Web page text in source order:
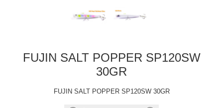
FUJIN SALT POPPER SP120SW
30GR
FUJIN SALT POPPER SP120SW 30GR